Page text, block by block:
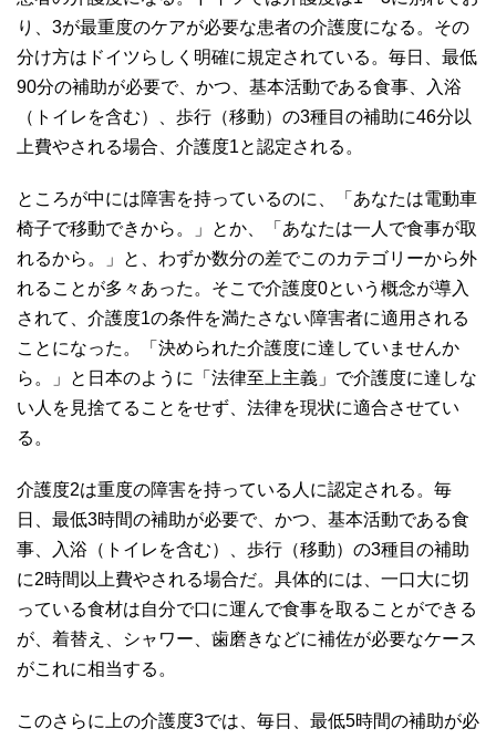
り、3が最重度のケアが必要な患者の介護度になる。その
分け方はドイツらしく明確に規定されている。毎日、最低
90分の補助が必要で、かつ、基本活動である食事、入浴
（トイレを含む）、歩行（移動）の3種目の補助に46分以
上費やされる場合、介護度1と認定される。
ところが中には障害を持っているのに、「あなたは電動車
椅子で移動できから。」とか、「あなたは一人で食事が取
れるから。」と、わずか数分の差でこのカテゴリーから外
れることが多々あった。そこで介護度0という概念が導入
されて、介護度1の条件を満たさない障害者に適用される
ことになった。「決められた介護度に達していませんか
ら。」と日本のように「法律至上主義」で介護度に達しな
い人を見捨てることをせず、法律を現状に適合させてい
る。
介護度2は重度の障害を持っている人に認定される。毎
日、最低3時間の補助が必要で、かつ、基本活動である食
事、入浴（トイレを含む）、歩行（移動）の3種目の補助
に2時間以上費やされる場合だ。具体的には、一口大に切
っている食材は自分で口に運んで食事を取ることができる
が、着替え、シャワー、歯磨きなどに補佐が必要なケース
がこれに相当する。
このさらに上の介護度3では、毎日、最低5時間の補助が必